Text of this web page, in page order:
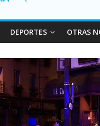
DEPORTES OTRAS